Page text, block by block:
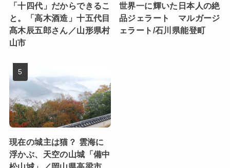
「十四代」だからできるこ
と。「高木酒造」十五代目
髙木辰五郎さん／山形県村
山市
世界一に輝いた日本人の絶
品ジェラート マルガージ
ェラート/石川県能登町
現在の城主は猫？ 雲海に
浮かぶ、天空の山城「備中